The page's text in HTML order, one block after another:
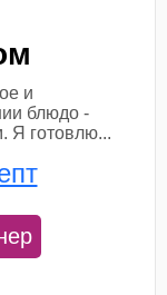
и
блюдо -
Я готовлю...